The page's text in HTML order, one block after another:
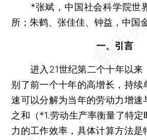
*张斌，中国社会科学院世
所；朱鹤、张佳佳、钟益，中国
一、引言
进入21世纪第二个十年以来
别了前一个十年的高增长，持续
速可以分解为当年的劳动力增速
之和（*1.劳动生产率衡量了特
力的工作效率，具体计算方法是